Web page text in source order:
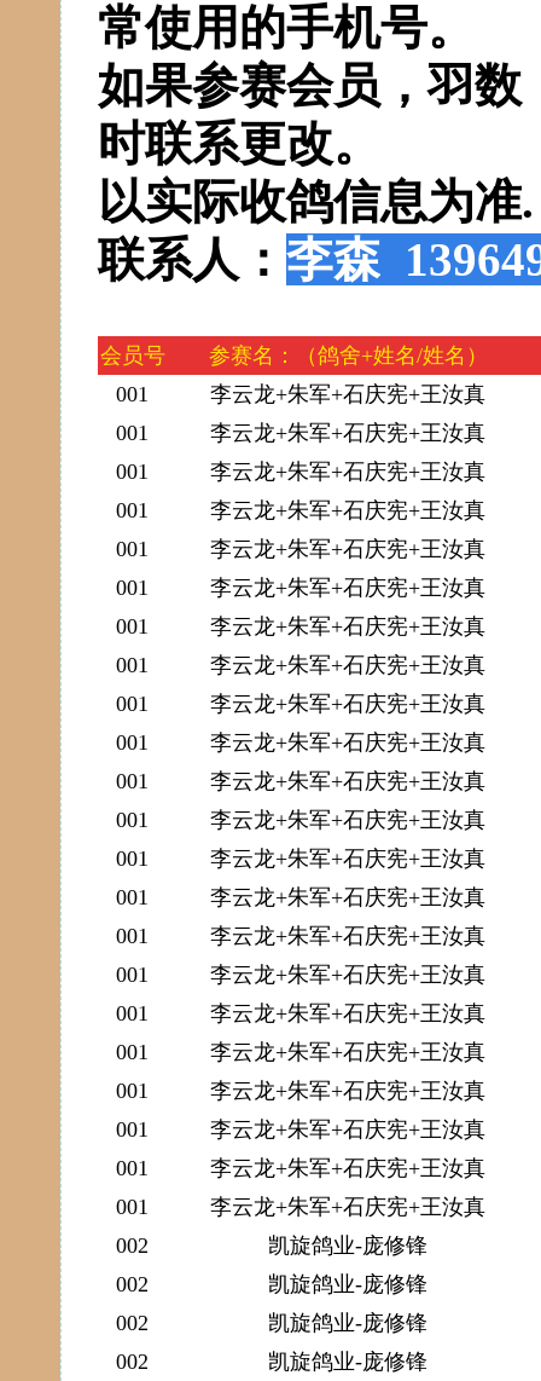
常使用的手机号。
如果参赛会员，羽
时联系更改。
以实际收鸽信息为准.
联系人： 李森
会 员号
参赛名：（鸽舍+姓名/姓名）
001
李云龙+朱军+石庆宪+王汝真
001
李云龙+朱军+石庆宪+王汝真
001
李云龙+朱军+石庆宪+王汝真
001
李云龙+朱军+石庆宪+王汝真
001
李云龙+朱军+石庆宪+王汝真
001
李云龙+朱军+石庆宪+王汝真
001
李云龙+朱军+石庆宪+王汝真
001
李云龙+朱军+石庆宪+王汝真
001
李云龙+朱军+石庆宪+王汝真
001
李云龙+朱军+石庆宪+王汝真
001
李云龙+朱军+石庆宪+王汝真
001
李云龙+朱军+石庆宪+王汝真
001
李云龙+朱军+石庆宪+王汝真
001
李云龙+朱军+石庆宪+王汝真
001
李云龙+朱军+石庆宪+王汝真
001
李云龙+朱军+石庆宪+王汝真
001
李云龙+朱军+石庆宪+王汝真
001
李云龙+朱军+石庆宪+王汝真
001
李云龙+朱军+石庆宪+王汝真
001
李云龙+朱军+石庆宪+王汝真
001
李云龙+朱军+石庆宪+王汝真
001
李云龙+朱军+石庆宪+王汝真
002
凯旋鸽业-庞修锋
002
凯旋鸽业-庞修锋
002
凯旋鸽业-庞修锋
002
凯旋鸽业-庞修锋